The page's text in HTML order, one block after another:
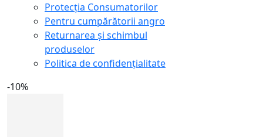
Protecţia Consumatorilor
Pentru cumpărătorii angro
Returnarea și schimbul
produselor
Politica de confidențialitate
-10%